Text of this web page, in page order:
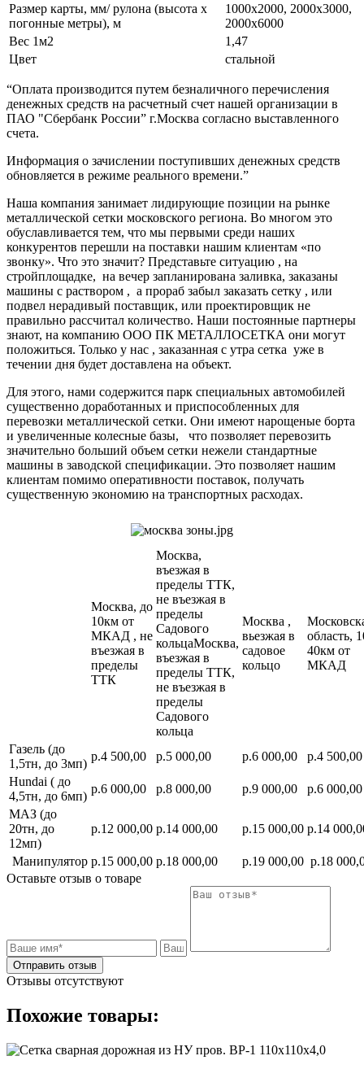
Размер карты, мм/ рулона (высота х
погонные метры), м
1000х2000, 2000х3000,
2000х6000
Вес 1м2
1,47
Цвет
стальной
“Оплата производится путем безналичного перечисления
денежных средств на расчетный счет нашей организации в
ПАО "Сбербанк России” г.Москва согласно выставленного
счета.
Информация о зачислении поступивших денежных средств
обновляется в режиме реального времени.”
Наша компания занимает лидирующие позиции на рынке
металлической сетки московского региона. Во многом это
обуславливается тем, что мы первыми среди наших
конкурентов перешли на поставки нашим клиентам «по
звонку». Что это значит? Представьте ситуацию , на
стройплощадке, на вечер запланирована заливка, заказаны
машины с раствором , а прораб забыл заказать сетку , или
подвел нерадивый поставщик, или проектировщик не
правильно рассчитал количество. Наши постоянные партнеры
знают, на компанию ООО ПК МЕТАЛЛОСЕТКА они могут
положиться. Только у нас , заказанная с утра сетка уже в
течении дня будет доставлена на объект.
Для этого, нами содержится парк специальных автомобилей
существенно доработанных и приспособленных для
перевозки металлической сетки. Они имеют нарощеные борта
и увеличенные колесные базы, что позволяет перевозить
значительно больший объем сетки нежели стандартные
машины в заводской спецификации. Это позволяет нашим
клиентам помимо оперативности поставок, получать
существенную экономию на транспортных расходах.
Москва, до
10км от
МКАД , не
въезжая в
пределы
ТТК
Москва,
въезжая в
пределы ТТК,
не въезжая в
пределы
Садового
кольцаМосква,
въезжая в
пределы ТТК,
не въезжая в
пределы
Садового
кольца
Москва ,
вьезжая в
садовое
кольцо
область,
40км от
МКАД
Газель (до
1,5тн, до 3мп)
р.4 500,00 р.5 000,00 р.6 000,00
р.4 500,00
Hundai ( до
4,5тн, до 6мп)
р.6 000,00 р.8 000,00 р.9 000,00
р.6 000,00
МАЗ (до
20тн, до
12мп)
р.12 000,00 р.14 000,00 р.15 000,00 р.14
Манипулятор р.15 000,00 р.18 000,00 р.19 000,00 р.18
Оставьте отзыв о товаре
Отправить отзыв
Отзывы отсутствуют
Похожие товары: